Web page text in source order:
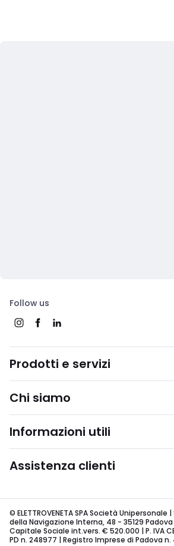
Follow us
Prodotti e servizi
Chi siamo
Informazioni utili
Assistenza clienti
© ELETTROVENETA SPA Società Unipersonale
della Navigazione Interna, 48 - 35129 Padova
Capitale Sociale int.vers. € 520.000 | P. IVA
PD n. 248977 | Registro Imprese di Padova n.